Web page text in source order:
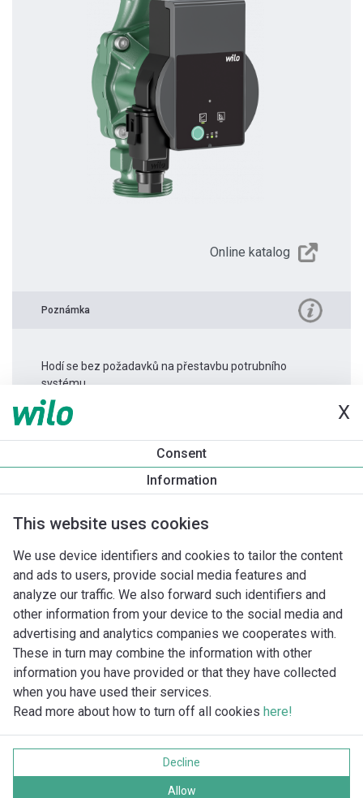
X
Consent
Information
This website uses cookies
We use device identifiers and cookies to tailor the content
and ads to users, provide social media features and
analyze our traffic. We also forward such identifiers and
other information from your device to the social media and
advertising and analytics companies we cooperates with.
These in turn may combine the information with other
information you have provided or that they have collected
when you have used their services.
Read more about how to turn off all cookies here!
Decline
Allow
Online katalog
Poznámka
Hodí se bez požadavků na přestavbu potrubního
systému.
Informace o produktu
Imprint
Ochrana soukromí
Všechna práva vyhrazena